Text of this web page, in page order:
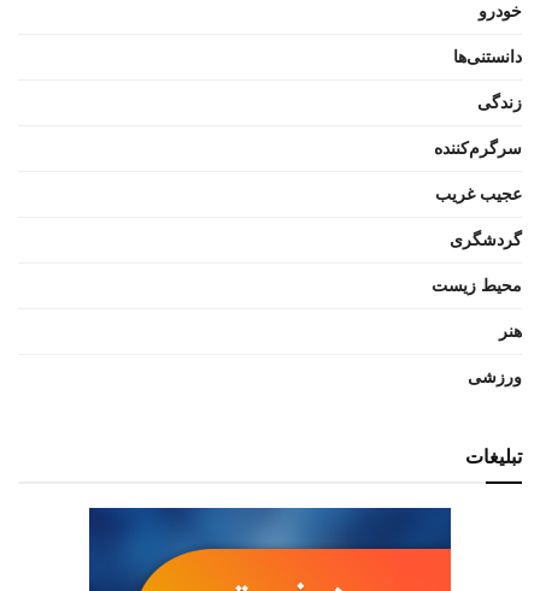
خودرو
دانستنی‌ها
زندگی
سرگرم‌کننده
عجیب غریب
گردشگری
محیط زیست
هنر
ورزشی
تبلیغات